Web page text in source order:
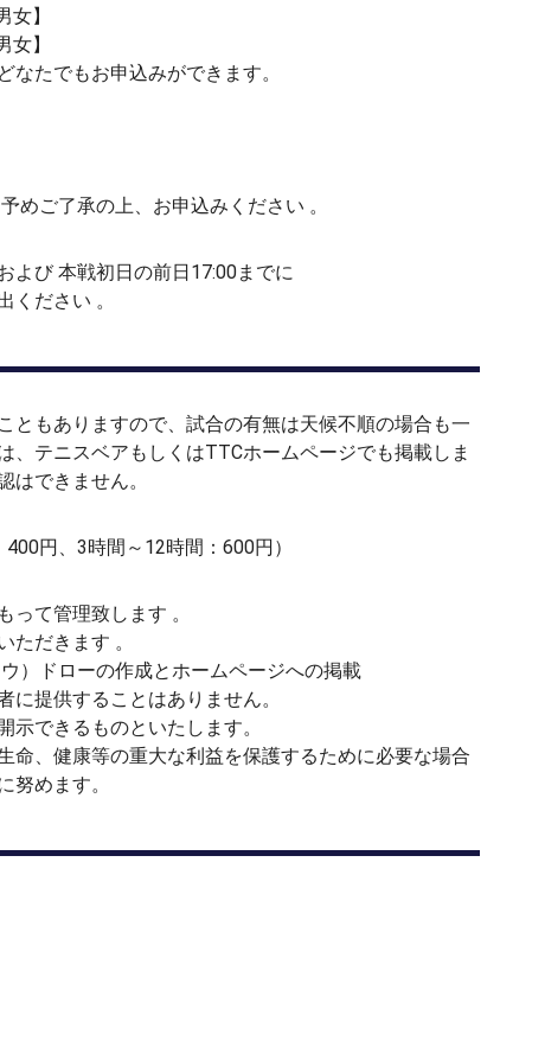
】
】
たでもお申込みができます。
めご了承の上、お申込みください 。
よび 本戦初日の前日17:00までに
ください 。
ともありますので、試合の有無は天候不順の場合も一
テニスベアもしくはTTCホームページでも掲載しま
はできません。
円、3時間～12時間：600円）
て管理致します 。
ただきます 。
ローの作成とホームページへの掲載
に提供することはありません。
できるものといたします。
健康等の重大な利益を保護するために必要な場合
努めます。